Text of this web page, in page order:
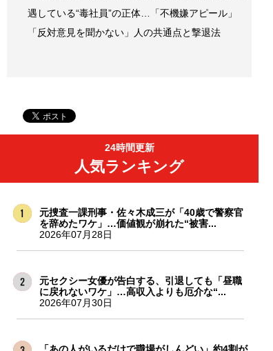
遇している“毒社員”の正体…「不機嫌アピール」
「反対意見を聞かない」人の共通点と撃退法
24時間更新
人気ランキング
元捜査一課刑事・佐々木成三が「40歳で警察官
を辞めたワケ」…価値観が崩れた“被害...
2026年07月28日
元セクシー女優が告白する、引退しても「昼職
に戻れないワケ」…高収入よりも厄介な“...
2026年07月30日
「あの人がいるだけで職場がしんどい」約4割が